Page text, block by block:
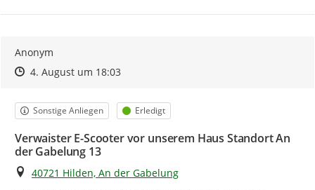
Anonym
Zeitpunkt des Erstellens
Zeitpunkt des Erstellens
4. August um 18:03Zur Äußerung
Kategorie
Sonstige Anliegen Status
Erledigt
Verwaister E-Scooter vor unserem Haus Standort An
der Gabelung 13
Ort
40721 Hilden, An der Gabelung